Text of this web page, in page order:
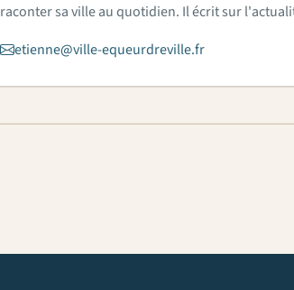
raconter sa ville au quotidien. Il écrit sur
etienne@ville-equeurdreville.fr